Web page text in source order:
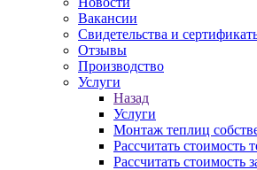
Вакансии
Свидетельства и
Отзывы
Производство
Услуги
Назад
Услуги
Монтаж теплиц
Рассчитать стоимость
Рассчитать стоимость